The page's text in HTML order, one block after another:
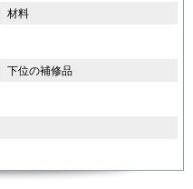
材料
下位の補修品